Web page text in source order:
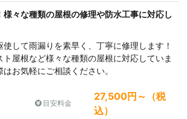
様々な種類の屋根の修理や防水工事に対応し
して雨漏りを素早く、丁寧に修理します！
屋根など様々な種類の屋根に対応していま
お気軽にご相談ください。
目安料金
27,500円～（税
込）